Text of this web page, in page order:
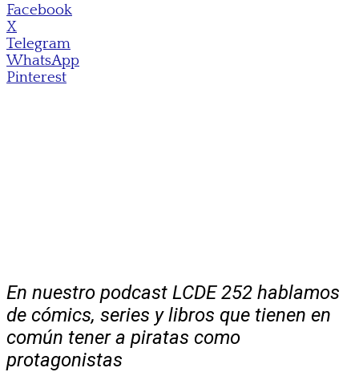
Facebook
X
Telegram
WhatsApp
Pinterest
En nuestro podcast LCDE 252 hablamos
de cómics, series y libros que tienen en
común tener a piratas como
protagonistas